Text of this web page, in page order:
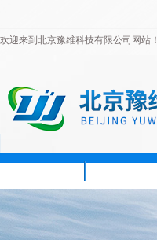
欢迎来到北京豫维科技有限公司网站！